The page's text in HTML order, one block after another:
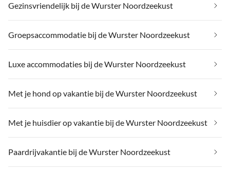
Gezinsvriendelijk bij de Wurster Noordzeekust
Groepsaccommodatie bij de Wurster Noordzeekust
Luxe accommodaties bij de Wurster Noordzeekust
Met je hond op vakantie bij de Wurster Noordzeekust
Met je huisdier op vakantie bij de Wurster Noordzeekust
Paardrijvakantie bij de Wurster Noordzeekust